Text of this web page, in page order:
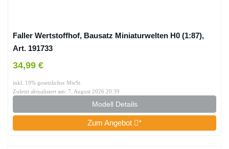
Faller Wertstoffhof, Bausatz Miniaturwelten H0 (1:87),
Art. 191733
34,99 €
inkl. 19% gesetzlicher MwSt.
Zuletzt aktualisiert am: 7. August 2026 20:39
Modell Details
Zum Angebot *